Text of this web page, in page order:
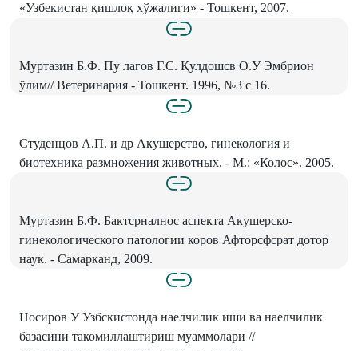
«Узбекистан қишлоқ хўжалиги» - Тошкент, 2007.
Муртазин Б.Ф. Пу лагов Г.С. Қулдошсв О.У Эмбрион
ўлим// Ветеринария - Тошкент. 1996, №3 с 16.
Студенцов А.П. и др Акушерство, гинекология и
биотехника размножения животных. - М.: «Колос». 2005.
Муртазин Б.Ф. Бактсрналнос аспекта Акушерско-
гинекологического патологии коров Афторсфсрат дотор
наук. - Самарканд, 2009.
Носиров У Узбскистонда наелчилик иши ва наелчилик
базасини такомиллаштириш муаммолари //